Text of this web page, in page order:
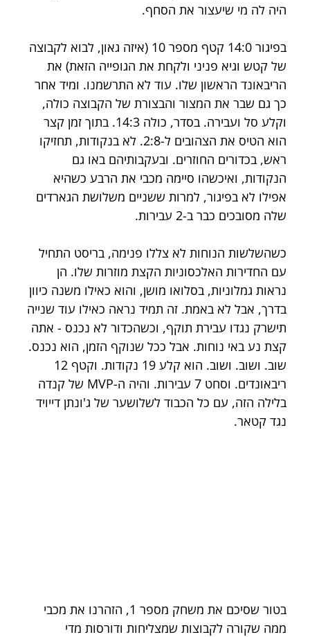
היה לה מי שיעצור את הסחף.
בפיגור 14:0 קטף מספר 10 (איזה גאון, לבוא לקבוצה
של קטש וגיא פניני ולקחת את הגופייה הזאת) את
הריבאונד הראשון שלו. עוד לא התרשמנו. ומיד אחר
כך גם שבר את המצור והבצורת של הקבוצה כולה,
וקלע סל ועבירה. בסדר, כולה 14:3. בתוך זמן קצר
הוא הטיס את הצהובים ל-2:8. לא בנקודות, תחזיקו
ראש, בכדורים החוזרים. ובעקבותיהם באו גם
הנקודות, ואיכשהו סיימה מכבי את הרבע כשהיא
אפילו לא בפיגור, למרות ששניים משלושת הגארדים
שלה מסובכים כבר ב-2 עבירות.
כשהשלשות הנוחות לא צללו פנימה, בריסט התחיל
עם החדירות האלכסוניות הקצת מוזרות שלו. הן
נראות גמלוניות, בסלואו מושן, והוא כאילו משנה כיוון
בדרך, אבל לא באמת. זה תמיד נראה כאילו עוד שנייה
תישרק נגדו עבירת תוקף, וכשהכדור לא נכנס - אתה
קצת נע באי נוחות. אבל ככל שנוקף הזמן, הוא נכנס.
ריבאונדים. וסחט 7 עבירות. והיה ה-MVP של קנדה
בלילה הזה, עם כל הכבוד לשלושער של ג'ונתן דייויד
נגד קטאר.
בטור שסיכם את משחק מספר 1, הזהרנו את מכבי
ממה שקורה לקבוצות שמצליחות ודורסות מדי